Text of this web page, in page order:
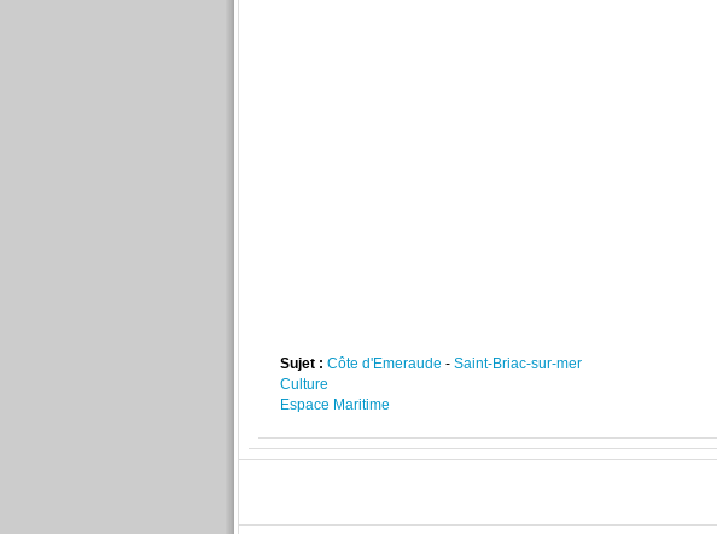
Sujet : Côte d'Emeraude - Saint-Briac-sur-mer
Culture
Espace Maritime